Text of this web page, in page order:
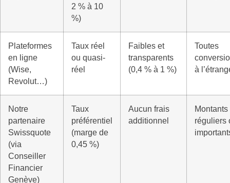
2 % à 10
%)
Plateformes
en ligne
(Wise,
Revolut…)
Taux réel
ou quasi-
réel
Faibles et
transparents
(0,4 % à 1 %)
Toutes
à
Notre
partenaire
Swissquote
(via
Conseiller
Financier
Genève)
Taux
préférentiel
(marge de
0,45 %)
Aucun frais
additionnel
Montants
réguliers